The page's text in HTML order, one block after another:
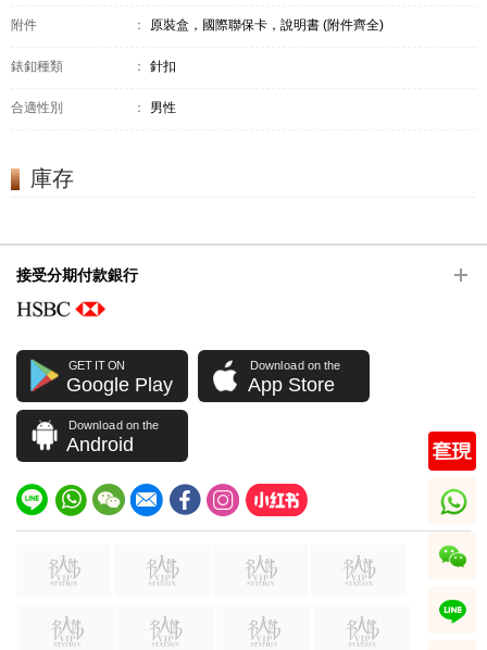
附件 ： 原裝盒，國際聯保卡，說明書 (附件齊全)
錶釦種類 ： 針扣
合適性別 ： 男性
庫存
接受分期付款銀行
GET IT ON
Google Play
Download on the
App Store
Download on the
Android
whatsapp